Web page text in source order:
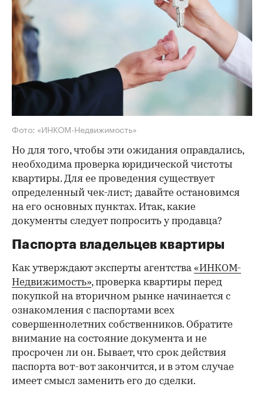
Фото: «ИНКОМ-Недвижимость»
Но для того, чтобы эти ожидания оправдались,
необходима проверка юридической чистоты
квартиры. Для ее проведения существует
определенный чек-лист; давайте остановимся
на его основных пунктах. Итак, какие
документы следует попросить у продавца?
Паспорта владельцев квартиры
Как утверждают эксперты агентства«ИНКОМ-
Недвижимость», проверка квартиры перед
покупкой на вторичном рынке начинается с
ознакомления с паспортами всех
совершеннолетних собственников. Обратите
внимание на состояние документа и не
просрочен ли он. Бывает, что срок действия
паспорта вот-вот закончится, и в этом случае
имеет смысл заменить его до сделки.